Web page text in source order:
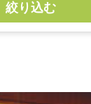
絞り込む